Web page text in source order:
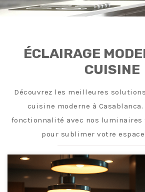
ÉCLAIRAGE
CUISINE
Découvrez les meilleures
cuisine moderne à
fonctionnalité avec nos luminaires
pour sublimer votre